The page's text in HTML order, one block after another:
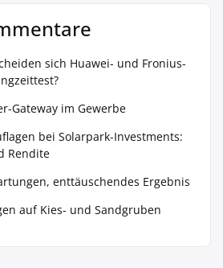
sich Huawei- und Fronius-
Gateway im Gewerbe
bei Solarpark-Investments:
Rendite
enttäuschendes Ergebnis
auf Kies- und Sandgruben